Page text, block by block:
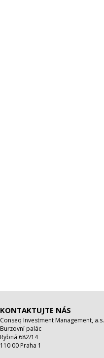
KONTAKTUJTE NÁS
Conseq Investment Management, a.s.
Burzovní palác
Rybná 682/14
110 00 Praha 1